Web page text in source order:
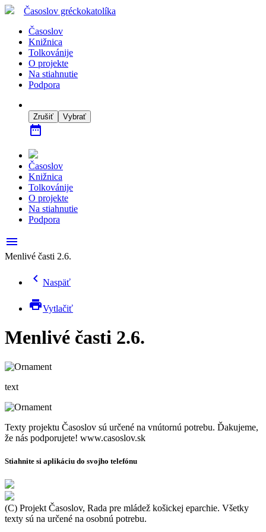
Časoslov gréckokatolíka
Časoslov
Knižnica
Tolkovánije
O projekte
Na stiahnutie
Podpora
Zrušiť Vybrať
date_range
Časoslov
Knižnica
Tolkovánije
O projekte
Na stiahnutie
Podpora
menu
Menlivé časti 2.6.
chevron_left Naspäť
printVytlačiť
Menlivé časti 2.6.
text
Texty projektu Časoslov sú určené na vnútornú potrebu. Ďakujeme,
že nás podporujete! www.casoslov.sk
Stiahnite si aplikáciu do svojho telefónu
(C) Projekt Časoslov, Rada pre mládež košickej eparchie. Všetky
texty sú na určené na osobnú potrebu.